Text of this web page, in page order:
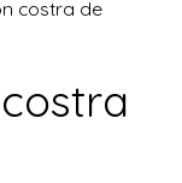
costra de